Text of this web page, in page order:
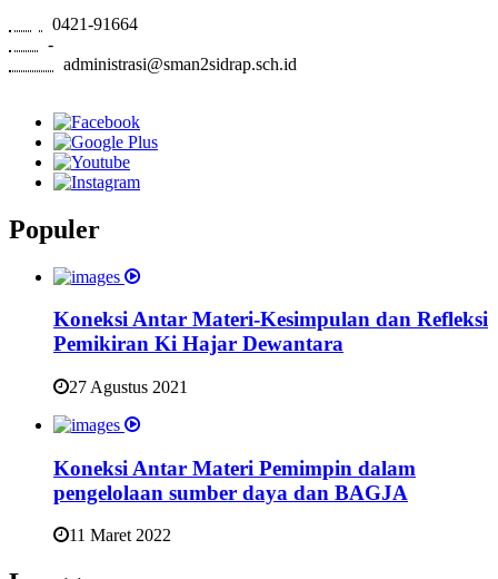
0421-91664
-
administrasi@sman2sidrap.sch.id
Populer
Koneksi Antar Materi-Kesimpulan dan Refleksi
Pemikiran Ki Hajar Dewantara
27 Agustus 2021
Koneksi Antar Materi Pemimpin dalam
pengelolaan sumber daya dan BAGJA
11 Maret 2022